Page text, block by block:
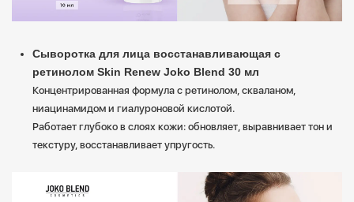
Сыворотка для лица восстанавливающая с
ретинолом Skin Renew Joko Blend 30 мл
Концентрированная формула с ретинолом, скваланом,
ниацинамидом и гиалуроновой кислотой.
Работает глубоко в слоях кожи: обновляет, выравнивает тон и
текстуру, восстанавливает упругость.